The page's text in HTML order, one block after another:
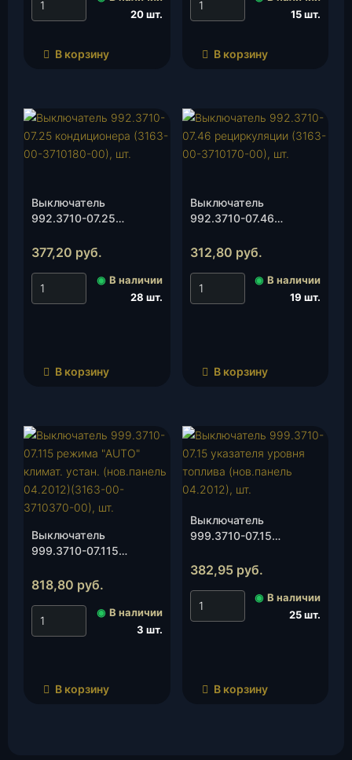
20 шт.
В корзину
15 шт.
В корзину
Выключатель
992.3710-07.25
00-3710180-00), шт.
377,20 руб.
◉ В наличии
28 шт.
В корзину
Выключатель
992.3710-07.46
00-3710170-00), шт.
312,80 руб.
◉ В наличии
19 шт.
В корзину
Выключатель
999.3710-07.115
климат. устан.
(3163-00-3710370-00),
шт.
818,80 руб.
◉ В наличии
3 шт.
В корзину
Выключатель
999.3710-07.15
топлива (нов.панель
382,95 руб.
◉ В наличии
25 шт.
В корзину